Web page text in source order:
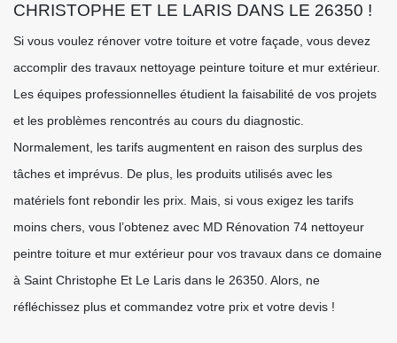
CHRISTOPHE ET LE LARIS DANS LE 26350 !
Si vous voulez rénover votre toiture et votre façade, vous devez
accomplir des travaux nettoyage peinture toiture et mur extérieur.
Les équipes professionnelles étudient la faisabilité de vos projets
et les problèmes rencontrés au cours du diagnostic.
Normalement, les tarifs augmentent en raison des surplus des
tâches et imprévus. De plus, les produits utilisés avec les
matériels font rebondir les prix. Mais, si vous exigez les tarifs
moins chers, vous l’obtenez avec MD Rénovation 74 nettoyeur
peintre toiture et mur extérieur pour vos travaux dans ce domaine
à Saint Christophe Et Le Laris dans le 26350. Alors, ne
réfléchissez plus et commandez votre prix et votre devis !